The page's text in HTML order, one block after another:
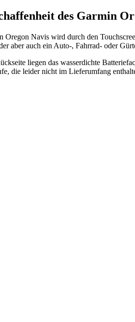
des Garmin
Oregon Navis wird durch den
aber auch ein Auto-, Fahrrad- oder
liegen das wasserdichte
die leider nicht im Lieferumfang